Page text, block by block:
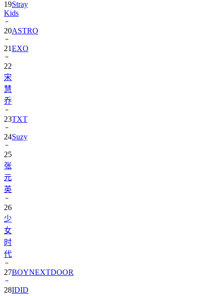
20ASTRO
21EXO
22
宋
慧
乔
23
24Suzy
25
张
元
英
26
少
女
时
代
27
28IDID
29